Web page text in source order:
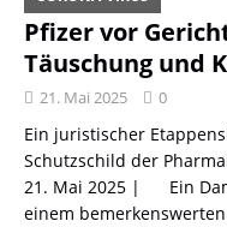
Pfizer vor
Täuschung und
21. Mai 2025 0
Ein juristischer
Schutzschild der
21. Mai 2025 | Ein
einem